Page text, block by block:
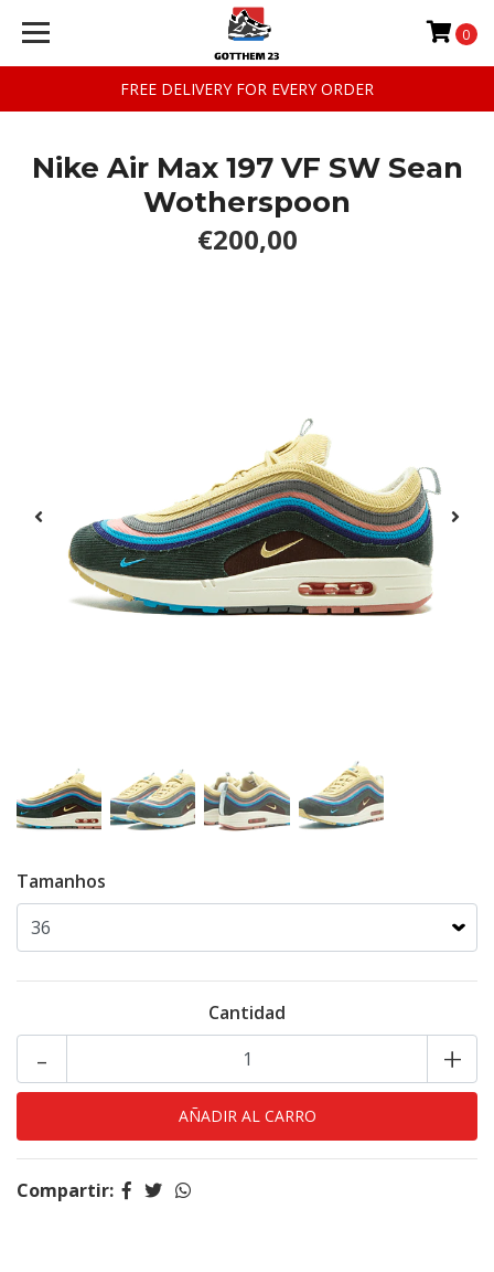
FREE DELIVERY FOR EVERY ORDER
0
Nike Air Max 197 VF SW Sean
Wotherspoon
€200,00
Tamanhos
Cantidad
+
-
Compartir: